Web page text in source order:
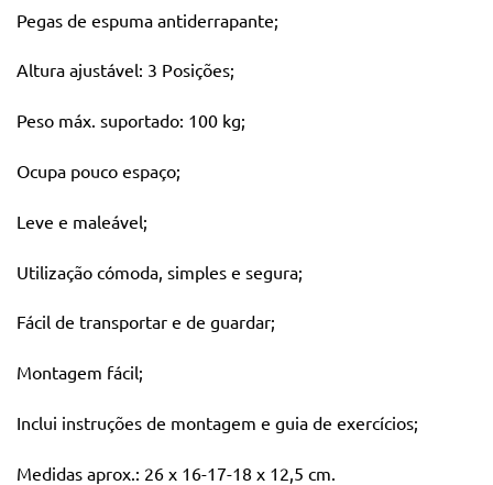
Pegas de espuma antiderrapante;
Altura ajustável: 3 Posições;
Peso máx. suportado: 100 kg;
Ocupa pouco espaço;
Leve e maleável;
Utilização cómoda, simples e segura;
Fácil de transportar e de guardar;
Montagem fácil;
Inclui instruções de montagem e guia de exercícios;
Medidas aprox.: 26 x 16-17-18 x 12,5 cm.